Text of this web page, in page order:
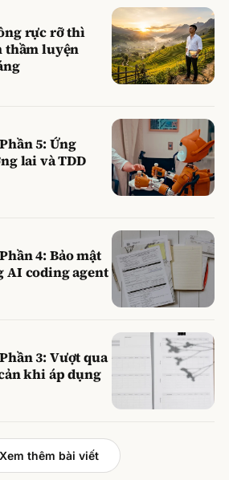
rực rỡ thì
thầm luyện
5: Ứng
lai và TDD
4: Bảo mật
AI coding agent
3: Vượt qua
khi áp dụng
Xem thêm bài viết